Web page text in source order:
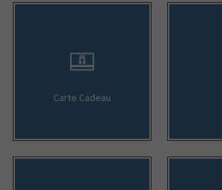
Carte Cadeau